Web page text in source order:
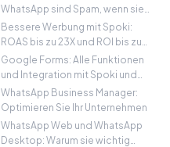
WhatsApp sind Spam, wenn sie
schlecht gemacht sind… und
ohne Spoki
Bessere Werbung mit Spoki:
ROAS bis zu 23X und ROI bis zu
11X
Google Forms: Alle Funktionen
und Integration mit Spoki und
WhatsApp
WhatsApp Business Manager:
Optimieren Sie Ihr Unternehmen
WhatsApp Web und WhatsApp
Desktop: Warum sie wichtig